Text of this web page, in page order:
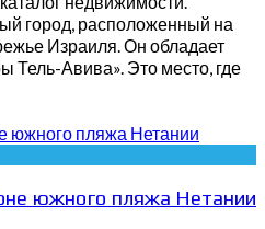
город, расположенный на
Израиля. Он обладает
Тель-Авива». Это место, где
южного пляжа Нетании